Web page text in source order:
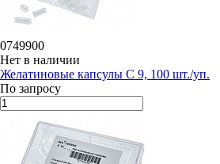
0749900
Нет в наличии
Желатиновые капсулы C 9, 100 шт./уп.
По запросу